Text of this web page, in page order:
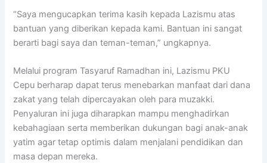
“Saya mengucapkan terima kasih kepada Lazismu atas
bantuan yang diberikan kepada kami. Bantuan ini sangat
berarti bagi saya dan teman-teman,” ungkapnya.
Melalui program Tasyaruf Ramadhan ini, Lazismu PKU
Cepu berharap dapat terus menebarkan manfaat dari dana
zakat yang telah dipercayakan oleh para muzakki.
Penyaluran ini juga diharapkan mampu menghadirkan
kebahagiaan serta memberikan dukungan bagi anak-anak
yatim agar tetap optimis dalam menjalani pendidikan dan
masa depan mereka.